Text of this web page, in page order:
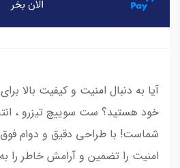
آیا به دنبال امنیت و کیفیت بالا
خود هستید؟ ست سوییچ تیزرو ،
شماست! با طراحی دقیق و دوام
امنیت را تضمین و آرامش خاطر را